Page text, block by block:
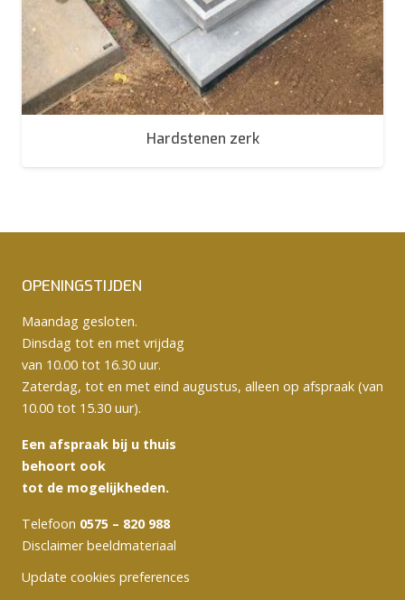
Hardstenen zerk
OPENINGSTIJDEN
Maandag gesloten.
Dinsdag tot en met vrijdag
van 10.00 tot 16.30 uur.
Zaterdag, tot en met eind augustus, alleen op afspraak (van
10.00 tot 15.30 uur).
Een afspraak bij u thuis
behoort ook
tot de mogelijkheden.
Telefoon 0575 – 820 988
Disclaimer beeldmateriaal
Update cookies preferences